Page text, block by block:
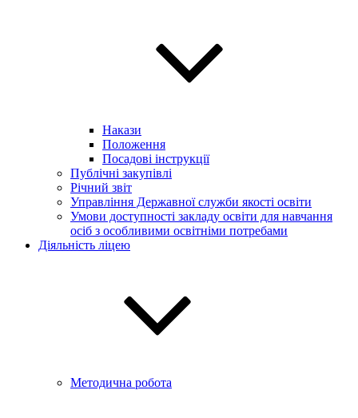
Накази
Положення
Посадові інструкції
Публічні закупівлі
Річний звіт
Управління Державної служби якості освіти
Умови доступності закладу освіти для навчання
осіб з особливими освітніми потребами
Діяльність ліцею
Методична робота